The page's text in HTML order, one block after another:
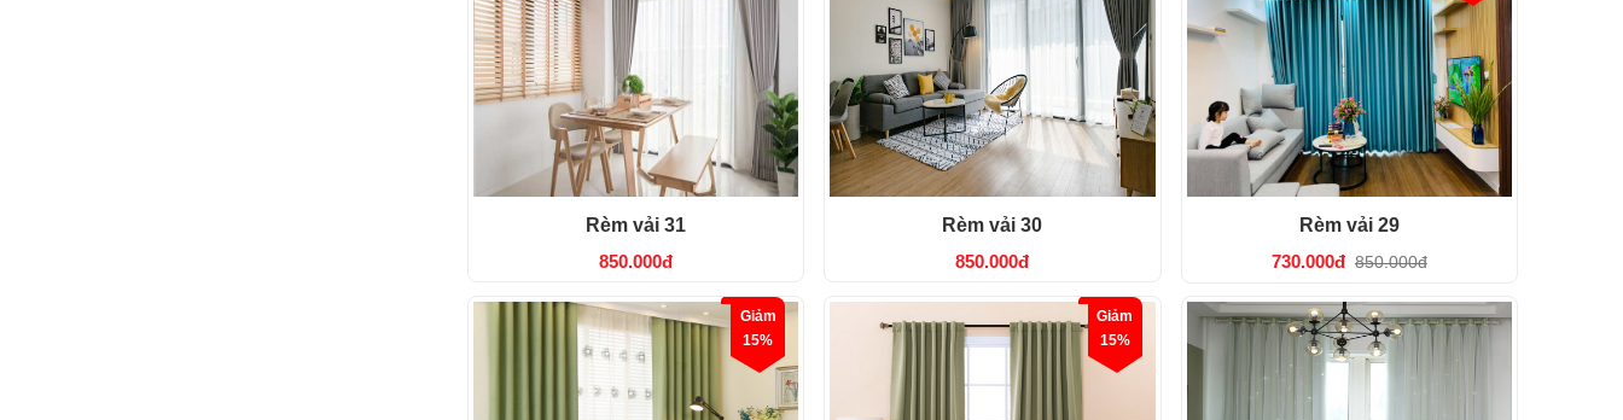
Rèm vải 31
850.000đ
Rèm vải 30
850.000đ
Rèm vải 29
730.000đ 850.000đ
Giảm
15%
Giảm
15%